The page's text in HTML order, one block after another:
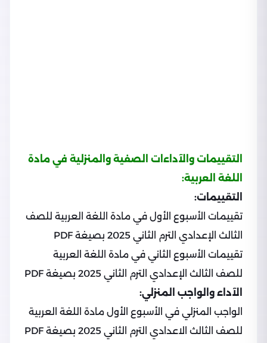
التقييمات والآداءات الصفية والمنزلية في مادة
اللغة العربية:
التقييمات:
تقييمات الأسبوع الأول في مادة اللغة العربية للصف
الثالث الإعدادي الترم الثاني 2025 بصيغة PDF
تقييمات الأسبوع الثاني في مادة اللغة العربية
للصف الثالث الإعدادي الترم الثاني 2025 بصيغة PDF
الآداء والواجب المنزلي:
الواجب المنزلي في الأسبوع الأول مادة اللغة العربية
للصف الثالث الاعدادي الترم الثاني 2025 بصيغة PDF